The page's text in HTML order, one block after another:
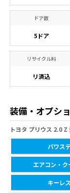
ドア数
5ドア
リサイクル料
リ済込
装備・オプシ
トヨタ プリウス 2.0
パワス
エアコン・ク
キーレス